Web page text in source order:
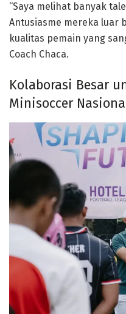
“Saya melihat banyak
Antusiasme mereka luar
kualitas pemain yang
Coach Chaca.
Kolaborasi Besar
Minisoccer